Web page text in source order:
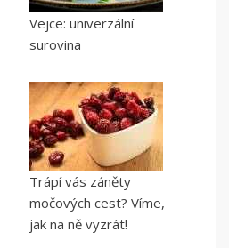
Vejce: univerzální
surovina
Trápí vás záněty
močových cest? Víme,
jak na ně vyzrát!